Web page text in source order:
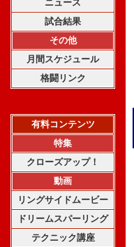
ニュース
試合結果
その他
月間スケジュール
格闘リンク
有料コンテンツ
特集
クローズアップ！
動画
リングサイドムービー
ドリームスパーリング
テクニック講座